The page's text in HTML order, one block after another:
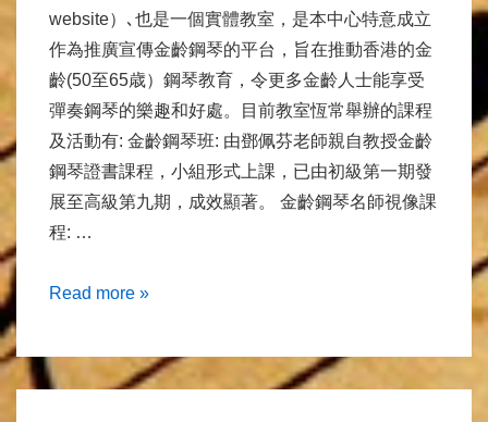
website）､也是一個實體教室，是本中心特意成立
作為推廣宣傳金齡鋼琴的平台，旨在推動香港的金
齡(50至65歳）鋼琴教育，令更多金齡人士能享受
彈奏鋼琴的樂趣和好處。目前教室恆常舉辦的課程
及活動有: 金齡鋼琴班: 由鄧佩芬老師親自教授金齡
鋼琴證書課程，小組形式上課，已由初級第一期發
展至高級第九期，成效顯著。 金齡鋼琴名師視像課
程: …
關
我
們
Read more »